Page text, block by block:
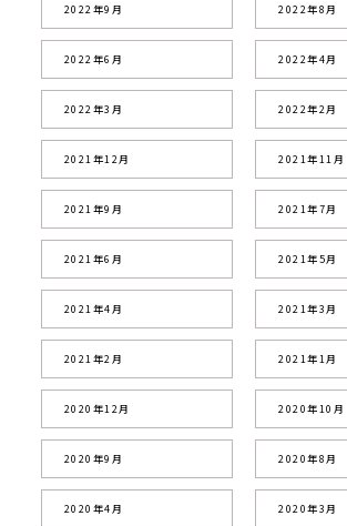
2022年9月 2022年8月
2022年6月 2022年4月
2022年3月 2022年2月
2021年12月 2021年11月
2021年9月 2021年7月
2021年6月 2021年5月
2021年4月 2021年3月
2021年2月 2021年1月
2020年12月 2020年10月
2020年9月 2020年8月
2020年4月 2020年3月